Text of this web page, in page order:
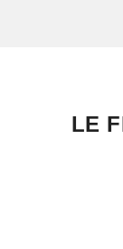
LE